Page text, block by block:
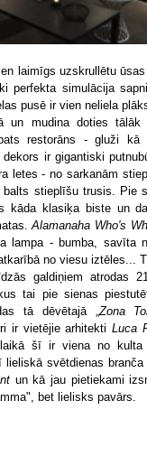
laimīgs uzskrullētu
perfekta simulācija
pusē ir vien neliela
un mudina doties tālāk
restorāns - gluži kā
ir gigantiski
letes - no sarkanām
stieplīšu trusis. Pie
kāda klasiķa biste un
Alamanaha Who's
lampa - bumba, savīta
no viesu iztēles...
galdiņiem atrodas
tai pie sienas
tā dēvētajā „Zona
ir vietējie arhitekti Luca
šī ir viena no kulta
svētdienas
un kā jau pietiekami
bet lielisks pavārs.